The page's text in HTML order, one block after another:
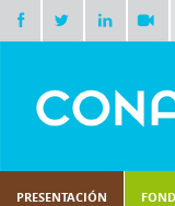
PRESENTACIÓN